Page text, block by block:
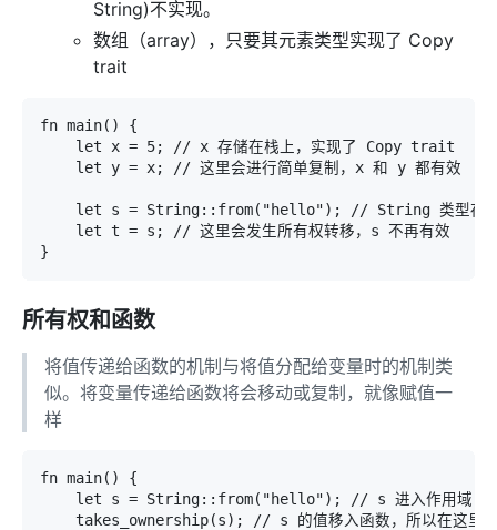
String)不实现。
数组（array），只要其元素类型实现了 Copy
trait
fn main() {
    let x = 5; // x 存储在栈上，实现了 Copy trait
    let y = x; // 这里会进行简单复制，x 和 y 都有效
let s = String::from("hello"); // String 类型存
    let t = s; // 这里会发生所有权转移，s 不再有效
}
所有权和函数
将值传递给函数的机制与将值分配给变量时的机制类
似。将变量传递给函数将会移动或复制，就像赋值一
样
fn main() {
    let s = String::from("hello"); // s 进入作用域
takes_ownership(s); // s 的值移入函数，所以在这里s